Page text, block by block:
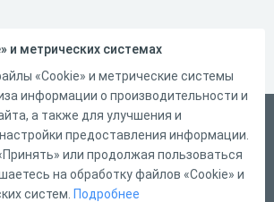
связи
и метрических системах
«Cookie» и метрические системы
информации о производительности и
а также для улучшения и
предоставления информации.
или продолжая пользоваться
на обработку файлов «Cookie» и
систем. Подробнее